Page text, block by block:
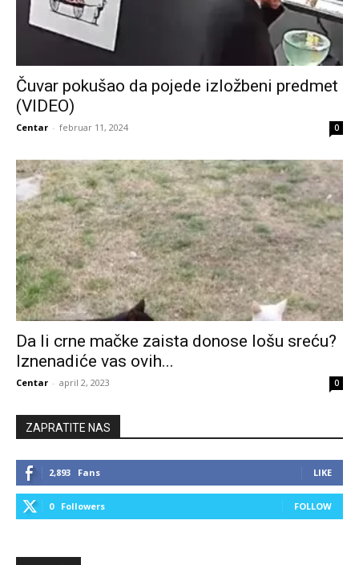
Čuvar pokušao da pojede izložbeni predmet
(VIDEO)
Centar - februar 11, 2024 0
Da li crne mačke zaista donose lošu sreću?
Iznenadiće vas ovih...
Centar - april 2, 2023 0
ZAPRATITE NAS
2,893 Fans LIKE
0 Followers FOLLOW